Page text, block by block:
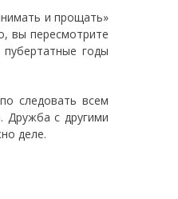
и прощать»
вы пересмотрите
годы
следовать всем
Дружба с другими
деле.